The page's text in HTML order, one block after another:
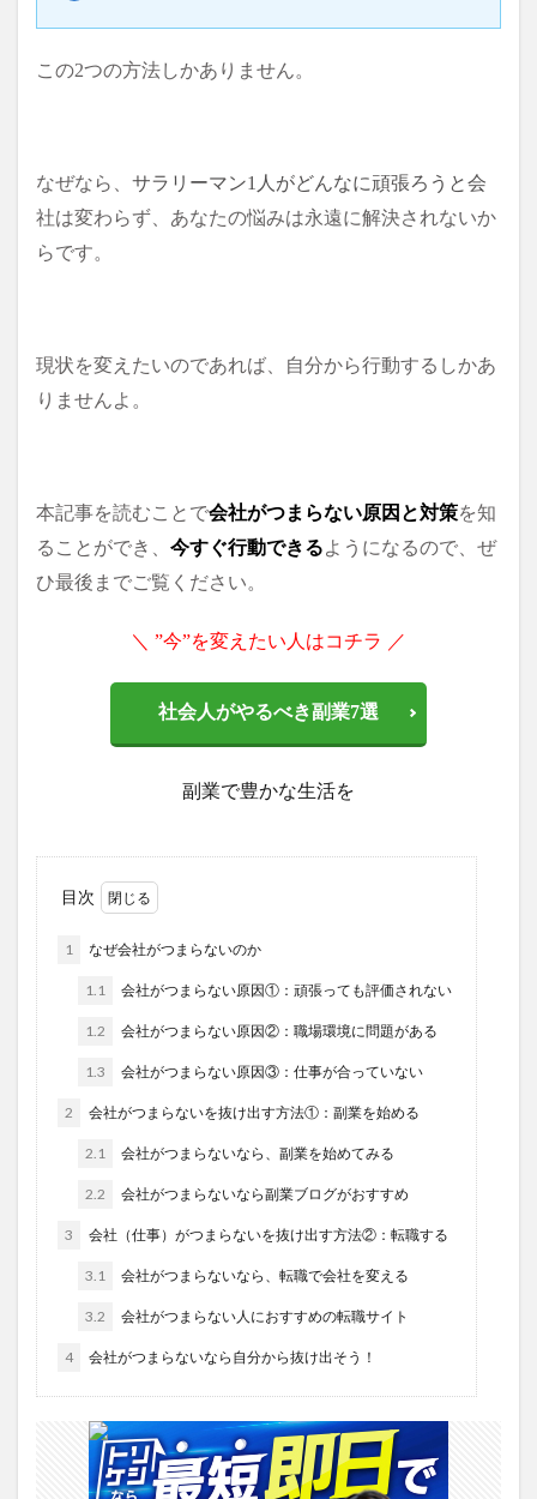
この2つの方法しかありません。
なぜなら、 サラリーマン1人がどんなに頑張ろうと会
社は変わらず、あなたの悩みは永遠に解決されないか
らです。
現状を変えたいのであれば、自分から行動するしかあ
りませんよ。
本記事を読むことで会社がつまらない原因と対策を知
ることができ、 今すぐ行動できるようになるので、ぜ
ひ最後までご覧ください。
＼ ”今”を変えたい人はコチラ ／
社会人がやるべき副業7選
副業で豊かな生活を
目次
1 なぜ会社がつまらないのか
1.1 会社がつまらない原因①：頑張っても評価されない
1.2 会社がつまらない原因②：職場環境に問題がある
1.3 会社がつまらない原因③：仕事が合っていない
2 会社がつまらないを抜け出す方法①：副業を始める
2.1 会社がつまらないなら、副業を始めてみる
2.2 会社がつまらないなら副業ブログがおすすめ
3 会社（仕事）がつまらないを抜け出す方法②：転職する
3.1 会社がつまらないなら、転職で会社を変える
3.2 会社がつまらない人におすすめの転職サイト
4 会社がつまらないなら自分から抜け出そう！